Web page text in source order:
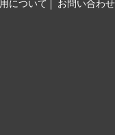
について
お問い合わせ